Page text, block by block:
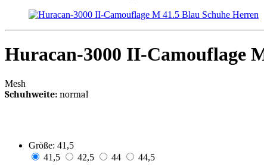
Huracan-3000 II-Camouflage
Mesh
Schuhweite: normal
Größe: 41,5
41,5
42,5 44
44,5